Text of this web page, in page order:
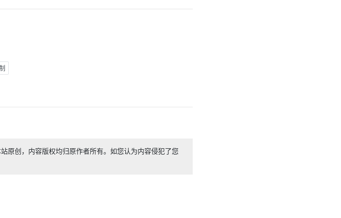
原创，内容版权均归原作者所有。如您认为内容侵犯了您